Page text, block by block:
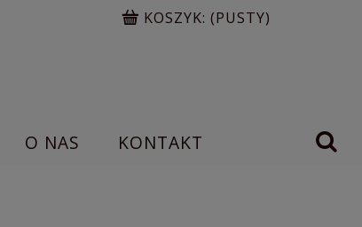
KOSZYK: (PUSTY)
O NAS KONTAKT